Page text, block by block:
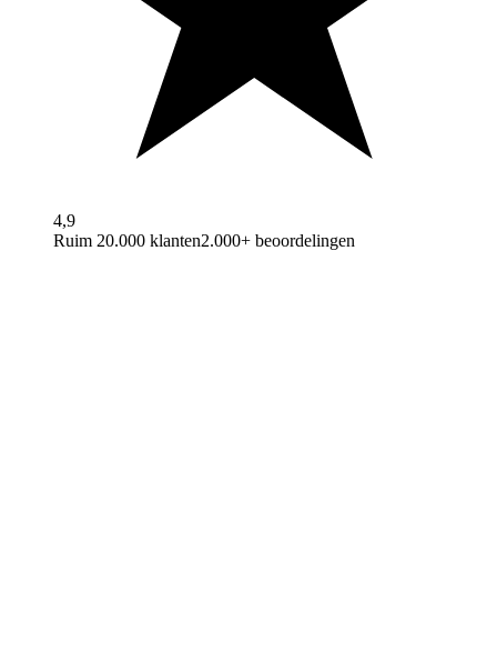
4,9
Ruim 20.000 klanten2.000+ beoordelingen